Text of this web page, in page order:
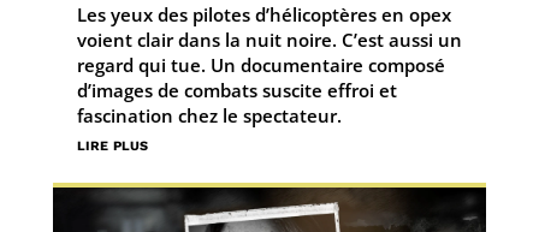
Les yeux des pilotes d’hélicoptères en opex
voient clair dans la nuit noire. C’est aussi un
regard qui tue. Un documentaire composé
d’images de combats suscite effroi et
fascination chez le spectateur.
lire plus